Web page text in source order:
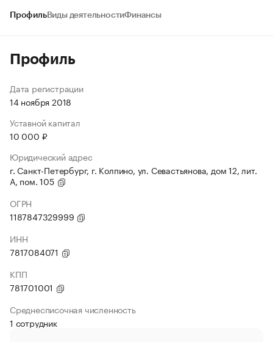
ПрофильВиды деятельностиФинансы
Профиль
Дата регистрации
14 ноября 2018
Уставной капитал
10 000 ₽
Юридический адрес
г. Санкт-Петербург, г. Колпино, ул. Севастьянова, дом 12, лит.
А, пом. 105
ОГРН
1187847329999
ИНН
7817084071
КПП
781701001
Среднесписочная численность
1 сотрудник